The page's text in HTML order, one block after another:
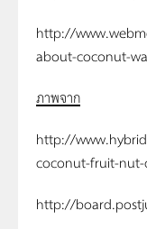
http://
about-coconut-
ภาพจาก
http://
coconut-fruit-
http://